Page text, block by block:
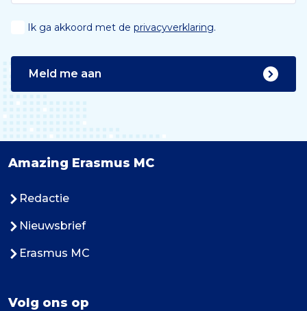
Ik ga akkoord met de privacyverklaring.
Meld me aan
Amazing Erasmus MC
Redactie
Nieuwsbrief
Erasmus MC
Volg ons op